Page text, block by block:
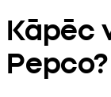
Kāpēc
Pepco?